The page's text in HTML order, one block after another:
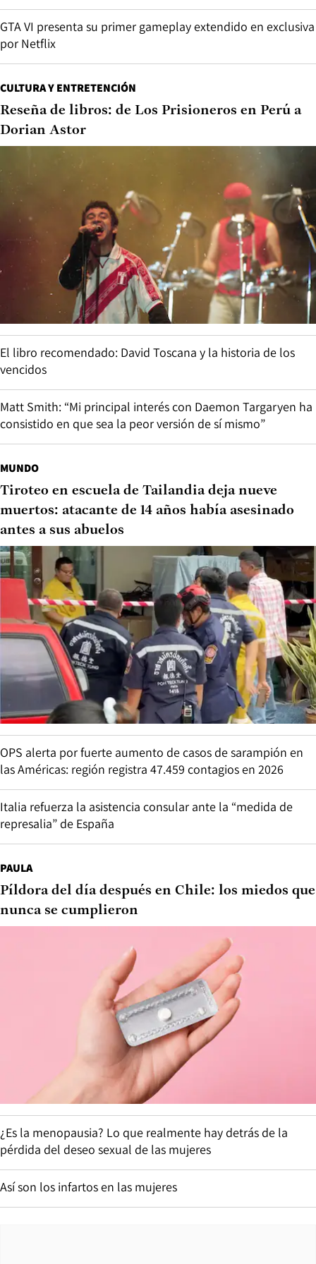
GTA VI presenta su primer gameplay extendido en exclusiva
por Netflix
CULTURA Y ENTRETENCIÓN
Reseña de libros: de Los Prisioneros en Perú a
Dorian Astor
El libro recomendado: David Toscana y la historia de los
vencidos
Matt Smith: “Mi principal interés con Daemon Targaryen ha
consistido en que sea la peor versión de sí mismo”
MUNDO
Tiroteo en escuela de Tailandia deja nueve
muertos: atacante de 14 años había asesinado
antes a sus abuelos
OPS alerta por fuerte aumento de casos de sarampión en
las Américas: región registra 47.459 contagios en 2026
Italia refuerza la asistencia consular ante la “medida de
represalia” de España
PAULA
Píldora del día después en Chile: los miedos que
nunca se cumplieron
¿Es la menopausia? Lo que realmente hay detrás de la
pérdida del deseo sexual de las mujeres
Así son los infartos en las mujeres